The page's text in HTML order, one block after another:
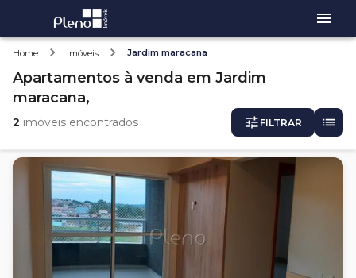
Home Imóveis Jardim maracana
Apartamentos à venda em Jardim
maracana,
2 imóveis encontrados FILTRAR